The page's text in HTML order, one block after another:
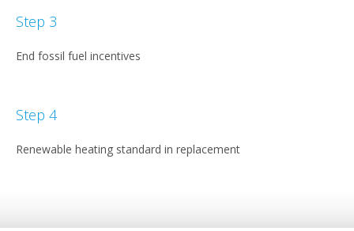
Step 3
End fossil fuel incentives
Step 4
Renewable heating standard in replacement